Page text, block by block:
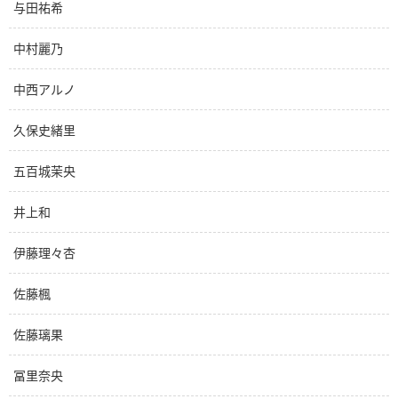
与田祐希
中村麗乃
中西アルノ
久保史緒里
五百城茉央
井上和
伊藤理々杏
佐藤楓
佐藤璃果
冨里奈央